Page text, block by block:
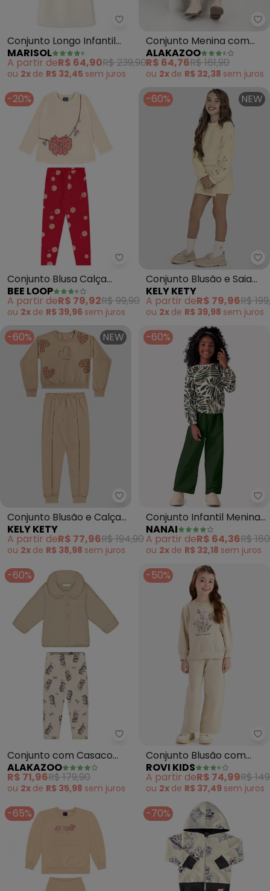
Marisol - Conjunto Longo
Conjunto Longo Infantil
(Bege)
MARISOL
A partir deR$ 64,90R$ 239,90
ou 2x de R$ 32,45 sem juros
Conjunto Menina com
Blusão Bordado e Calça
(Bege)
ALAKAZOO
R$ 64,76R$ 161,90
ou 2x de R$ 32,38 sem juros
-20%
Bee Loop - Conjunto Blusa
Conjunto Blusa Calça
Legging Bege
BEE LOOP
A partir deR$ 79,92R$ 99,90
ou 2x de R$ 39,96 sem juros
-60% NEW
Conjunto Blusão e Saia
Moletom Persa (Bege)
KELY KETY
A partir deR$ 79,96R$
ou 2x de R$ 39,98 sem juros
-60% NEW
Kely Kety - Conjunto Blusão e
Conjunto Blusão e Calça
em Moletom (Bege)
KELY KETY
A partir deR$ 77,96R$ 194,90
ou 2x de R$ 38,98 sem juros
-60%
Conjunto Infantil Menina
Folhagem (Off White)
NANAI
A partir deR$ 64,36R$
ou 2x de R$ 32,18 sem juros
-60%
Alakazoo - Conjunto com
Conjunto com Casaco
em Pelo Carneirinho
(Bege)
ALAKAZOO
R$ 71,96R$ 179,90
ou 2x de R$ 35,98 sem juros
-50%
Conjunto Blusão com
Calça Wide Moletom
(Bege)
ROVI KIDS
A partir deR$ 74,99R$
ou 2x de R$ 37,49 sem juros
-65% -70%